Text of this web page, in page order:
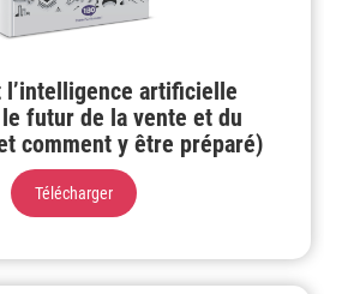
l’intelligence artificielle
futur de la vente et du
comment y être préparé)
Télécharger